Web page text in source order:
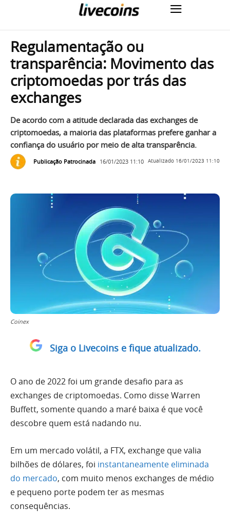
Regulamentação ou
transparência: Movimento das
criptomoedas por trás das
exchanges
De acordo com a atitude declarada das exchanges de
criptomoedas, a maioria das plataformas prefere ganhar a
confiança do usuário por meio de alta transparência.
Publicação Patrocinada 16/01/2023 11:10 Atualizado 16/01/2023 11:10
Coinex
Siga o Livecoins e fique atualizado.
O ano de 2022 foi um grande desafio para as
exchanges de criptomoedas. Como disse Warren
Buffett, somente quando a maré baixa é que você
descobre quem está nadando nu.
Em um mercado volátil, a FTX, exchange que valia
bilhões de dólares, foi instantaneamente eliminada
do mercado, com muito menos exchanges de médio
e pequeno porte podem ter as mesmas
consequências.